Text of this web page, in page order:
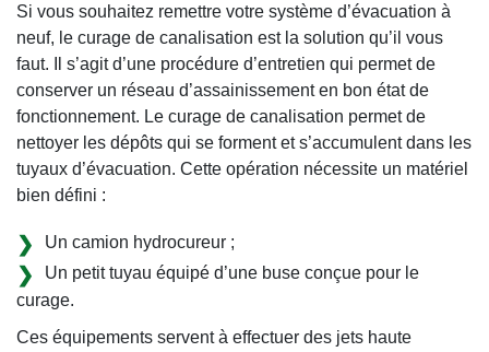
Si vous souhaitez remettre votre système d’évacuation à
neuf, le curage de canalisation est la solution qu’il vous
faut. Il s’agit d’une procédure d’entretien qui permet de
conserver un réseau d’assainissement en bon état de
fonctionnement. Le curage de canalisation permet de
nettoyer les dépôts qui se forment et s’accumulent dans les
tuyaux d’évacuation. Cette opération nécessite un matériel
bien défini :
Un camion hydrocureur ;
Un petit tuyau équipé d’une buse conçue pour le
curage.
Ces équipements servent à effectuer des jets haute